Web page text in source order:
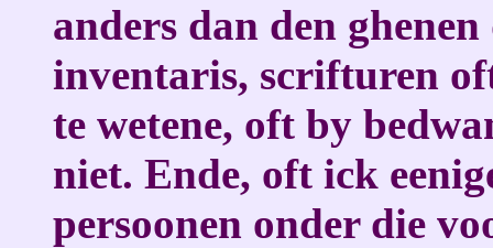
anders dan den
inventaris, scrifturen
te wetene, oft by
niet. Ende, oft ick
persoonen onder die